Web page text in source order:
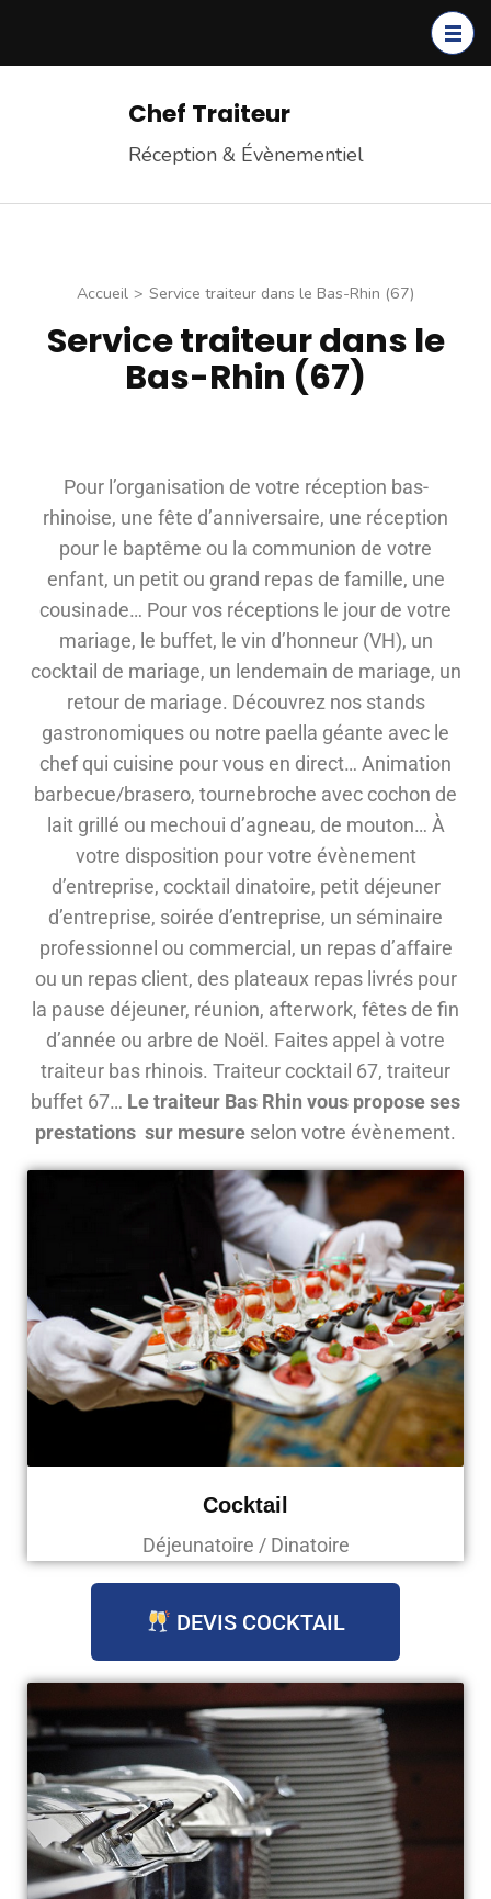
Chef Traiteur
Réception & Évènementiel
Accueil > Service traiteur dans le Bas-Rhin (67)
Service traiteur dans le
Bas-Rhin (67)
Pour l’organisation de votre réception bas-
rhinoise, une fête d’anniversaire, une réception
pour le baptême ou la communion de votre
enfant, un petit ou grand repas de famille, une
cousinade… Pour vos réceptions le jour de votre
mariage, le buffet, le vin d’honneur (VH), un
cocktail de mariage, un lendemain de mariage, un
retour de mariage. Découvrez nos stands
gastronomiques ou notre paella géante avec le
chef qui cuisine pour vous en direct… Animation
barbecue/brasero, tournebroche avec cochon de
lait grillé ou mechoui d’agneau, de mouton… À
votre disposition pour votre évènement
d’entreprise, cocktail dinatoire, petit déjeuner
d’entreprise, soirée d’entreprise, un séminaire
professionnel ou commercial, un repas d’affaire
ou un repas client, des plateaux repas livrés pour
la pause déjeuner, réunion, afterwork, fêtes de fin
d’année ou arbre de Noël. Faites appel à votre
traiteur bas rhinois. Traiteur cocktail 67, traiteur
buffet 67… Le traiteur Bas Rhin vous propose ses
prestations sur mesure selon votre évènement.
Cocktail
Déjeunatoire / Dinatoire
DEVIS COCKTAIL